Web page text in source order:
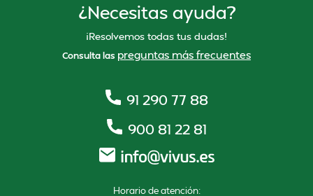
¿Necesitas ayuda?
¡Resolvemos todas tus dudas!
Consulta las preguntas más frecuentes
91 290 77 88
900 81 22 81
Horario de atención: